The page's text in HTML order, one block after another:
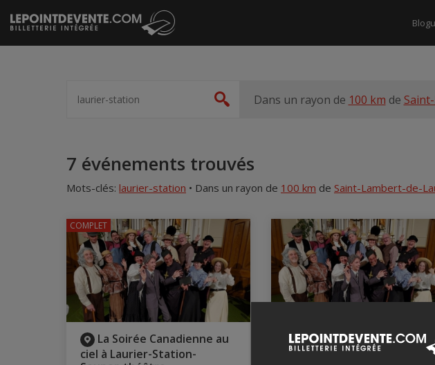
Passer
au
contenu
artiste,
lieu...
Rechercher
Dans un rayon de 100 km de
Accueil7 événements trouvés
Mots-clés: laurier-station • Dans un rayon de 100 km de Saint-Lambert-de-
La Soirée Canadienne au
ciel à Laurier-Station-
COMPLET
La Soirée Canadienne au
ciel à Laurier-Station